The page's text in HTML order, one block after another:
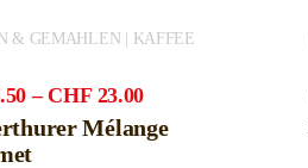
& GEMAHLEN | KAFFEE
– CHF 23.00Preisspanne:
CHF6.50
bis
Mélange